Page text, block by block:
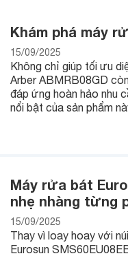
Khám phá máy
15/09/2025
Không chỉ giúp tối ưu
Arber ABMRB08GD
đáp ứng hoàn hảo nhu
nổi bật của sản phẩm
Máy rửa bát
nhẹ nhàng từng
15/09/2025
Thay vì loay hoay với
Eurosun